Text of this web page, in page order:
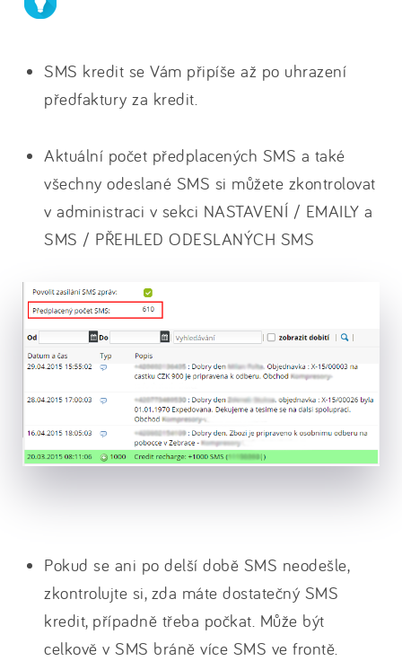
SMS kredit se Vám připíše až po uhrazení
předfaktury za kredit.
Aktuální počet předplacených SMS a také
všechny odeslané SMS si můžete zkontrolovat
v administraci v sekci NASTAVENÍ / EMAILY a
SMS / PŘEHLED ODESLANÝCH SMS
Pokud se ani po delší době SMS neodešle,
zkontrolujte si, zda máte dostatečný SMS
kredit, případně třeba počkat. Může být
celkově v SMS bráně více SMS ve frontě.